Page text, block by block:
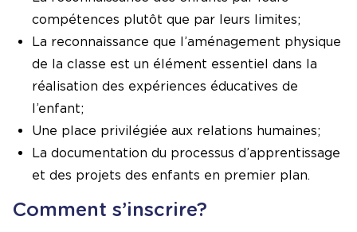
compétences plutôt que par leurs limites;
La reconnaissance que l’aménagement physique
de la classe est un élément essentiel dans la
réalisation des expériences éducatives de
l’enfant;
Une place privilégiée aux relations humaines;
La documentation du processus d’apprentissage
et des projets des enfants en premier plan.
Comment s’inscrire?